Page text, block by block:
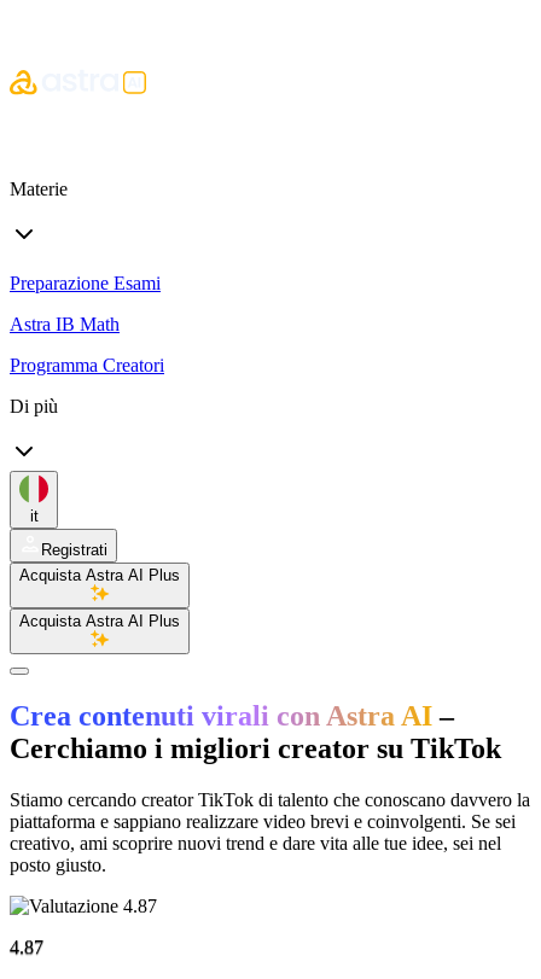
Materie
Preparazione Esami
Astra IB Math
Programma Creatori
Di più
it
Registrati
Acquista Astra AI Plus
Acquista Astra AI Plus
Crea contenuti virali con Astra AI–
Cerchiamo i migliori creator su TikTok
Stiamo cercando creator TikTok di talento che conoscano davvero la
piattaforma e sappiano realizzare video brevi e coinvolgenti. Se sei
creativo, ami scoprire nuovi trend e dare vita alle tue idee, sei nel
posto giusto.
4.87